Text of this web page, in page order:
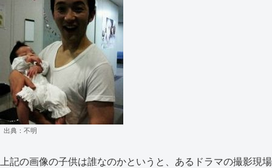
出典：不明
上記の画像の子供は誰なのかというと、あるドラマの撮影現場